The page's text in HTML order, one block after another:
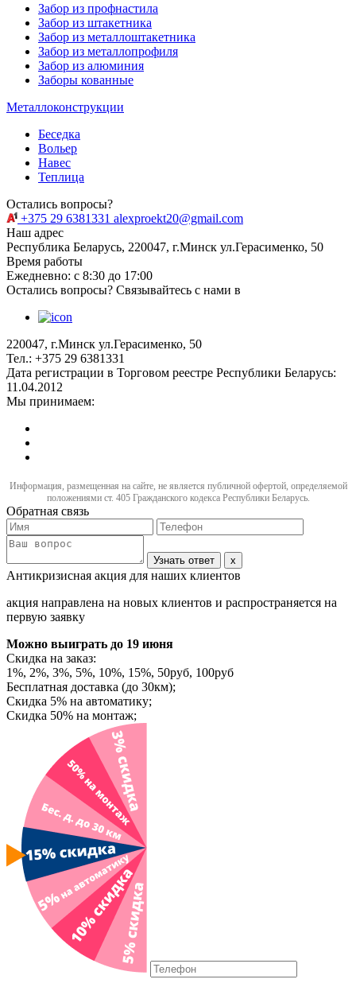
Забор из профнастила
Забор из штакетника
Забор из металлоштакетника
Забор из металлопрофиля
Забор из алюминия
Заборы кованные
Металлоконструкции
Беседка
Вольер
Навес
Теплица
Остались вопросы?
+375 29 6381331 alexproekt20@gmail.com
Наш адрес
Республика Беларусь, 220047, г.Минск ул.Герасименко, 50
Время работы
Ежедневно: с 8:30 до 17:00
Остались вопросы? Связывайтесь с нами в
220047, г.Минск ул.Герасименко, 50
Тел.: +375 29 6381331
Дата регистрации в Торговом реестре Республики Беларусь:
11.04.2012
Мы принимаем:
Информация, размещенная на сайте, не является публичной офертой, определяемой
положениями ст. 405 Гражданского кодекса Республики Беларусь.
Обратная связь
Узнать ответ x
Антикризисная акция для наших клиентов
акция направлена на новых клиентов и распространяется на
первую заявку
Можно выиграть до 19 июня
Скидка на заказ:
1%, 2%, 3%, 5%, 10%, 15%, 50руб, 100руб
Бесплатная доставка (до 30км);
Скидка 5% на автоматику;
Скидка 50% на монтаж;